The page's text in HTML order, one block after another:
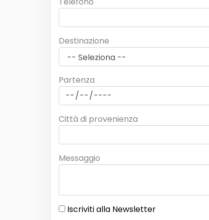
Destinazione
Partenza
Città di provenienza
Messaggio
Iscriviti alla Newsletter